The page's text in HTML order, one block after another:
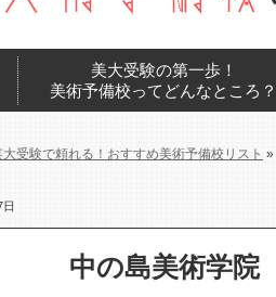
美大受験の第一歩！
美術予備校ってどんなところ？
受験で頼れる！おすすめ美術予備校リスト »
中の島美術学院